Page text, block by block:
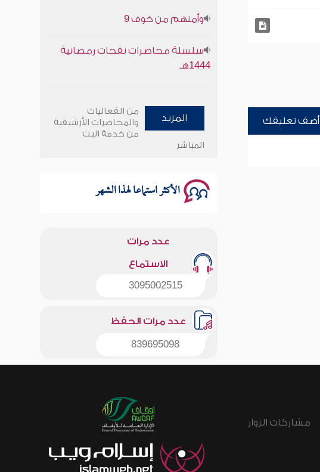
أضف تعليقك
1444هـ
وأمنهم من خوف 9
المزيد
من الفعاليات
والمحاضرات الأرشيفية
من خدمة البث
المباشر
الأكثر استماعا لهذا الشهر
عدد مرات
الاستماع
3095002515
عدد مرات الحفظ
839695098
مشاركات الزوار